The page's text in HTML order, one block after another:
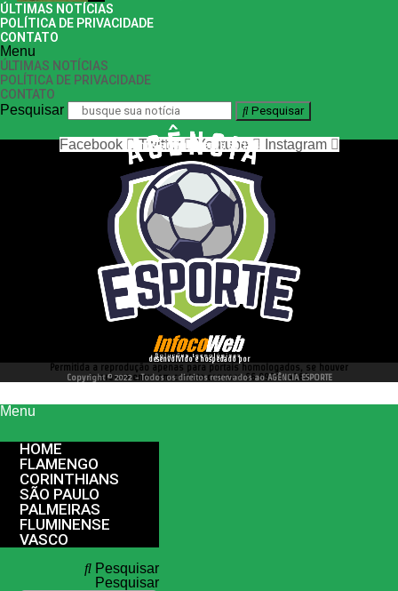
ÚLTIMAS NOTÍCIAS
POLÍTICA DE PRIVACIDADE
CONTATO
Menu
ÚLTIMAS NOTÍCIAS
POLÍTICA DE PRIVACIDADE
CONTATO
Pesquisar Pesquisar
nos siga nas redes sociais
Facebook Twitter Youtube Instagram
desenvolvido e hospedado por
Permitida a reprodução apenas para portais homologados, se houver
interesse entre em contato conosco 66 99977 4262
Copyright © 2022 - Todos os direitos reservados ao AGÊNCIA ESPORTE
Menu
HOME
FLAMENGO
CORINTHIANS
SÃO PAULO
PALMEIRAS
FLUMINENSE
VASCO
Pesquisar
Pesquisar